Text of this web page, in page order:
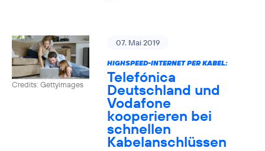
Credits: Gettyimages
07. Mai 2019
HIGHSPEED-INTERNET PER KABEL:
Telefónica
Deutschland und
Vodafone
kooperieren bei
schnellen
Kabelanschlüssen